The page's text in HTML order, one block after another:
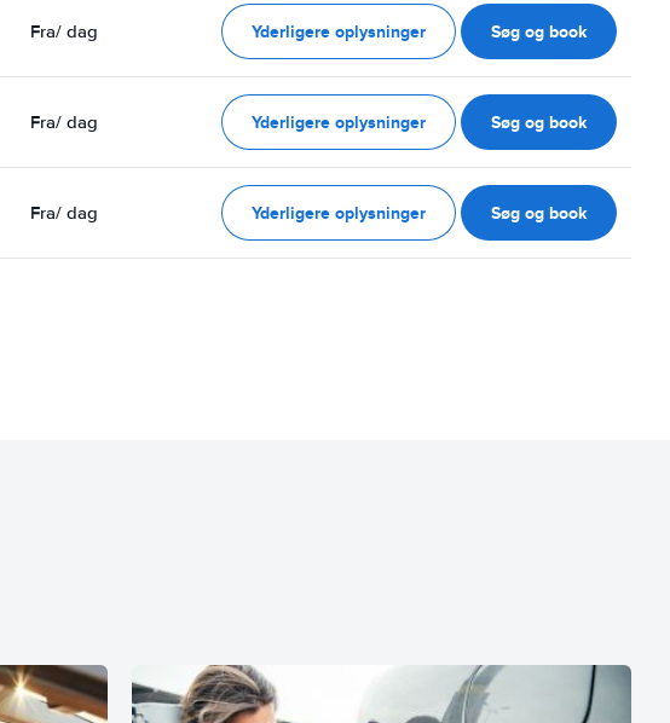
Fra/ dag Yderligere oplysninger Søg og book
Fra/ dag Yderligere oplysninger Søg og book
Fra/ dag Yderligere oplysninger Søg og book